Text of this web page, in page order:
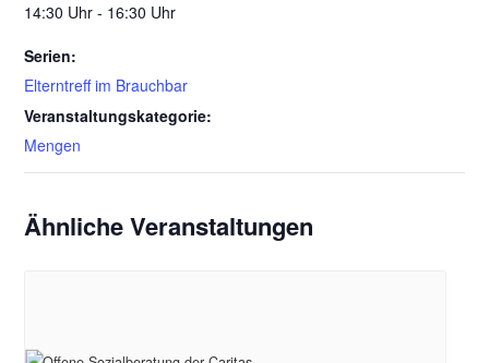
14:30 Uhr - 16:30 Uhr
Serien:
Elterntreff im Brauchbar
Veranstaltungskategorie:
Mengen
Ähnliche Veranstaltungen